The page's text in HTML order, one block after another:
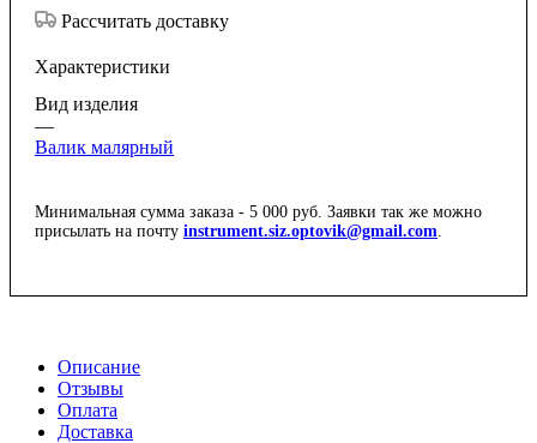
Рассчитать доставку
Характеристики
Вид изделия
—
Валик малярный
Минимальная сумма заказа - 5 000 руб. Заявки так же можно
присылать на почту instrument.siz.optovik@gmail.com
Описание
Отзывы
Оплата
Доставка